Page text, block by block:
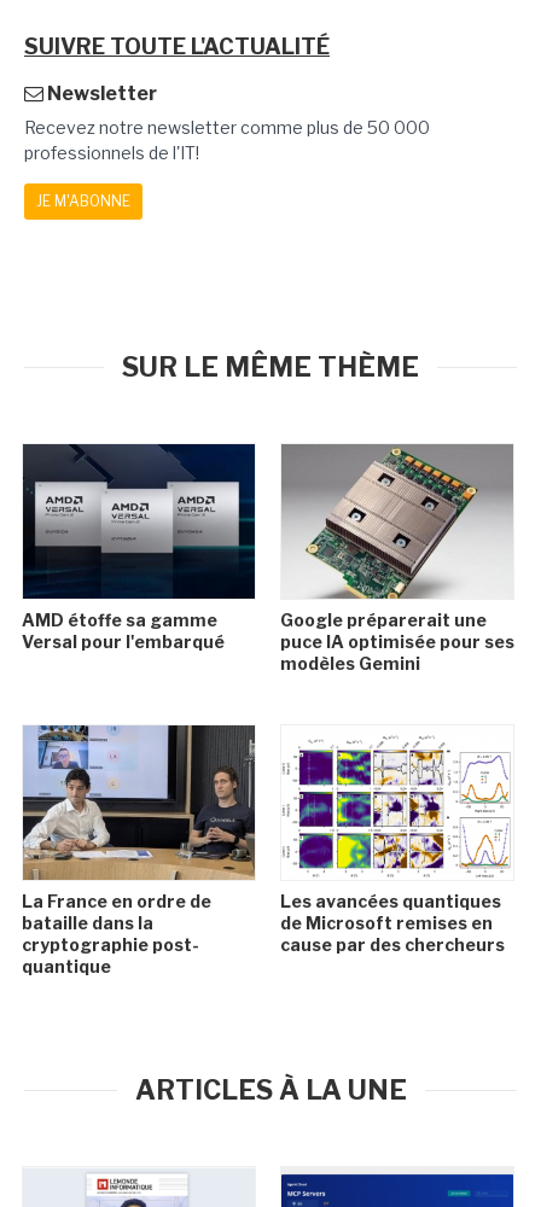
SUIVRE TOUTE L'ACTUALITÉ
Newsletter
Recevez notre newsletter comme plus de 50 000
professionnels de l'IT!
JE M'ABONNE
SUR LE MÊME THÈME
AMD étoffe sa gamme
Versal pour l'embarqué
Google préparerait une
puce IA optimisée pour ses
modèles Gemini
La France en ordre de
bataille dans la
cryptographie post-
quantique
Les avancées quantiques
de Microsoft remises en
cause par des chercheurs
ARTICLES À LA UNE